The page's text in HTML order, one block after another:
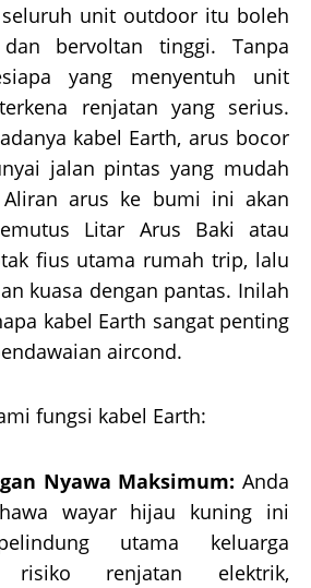
unit outdoor itu boleh
bervoltan tinggi. Tanpa
yang menyentuh unit
renjatan yang serius.
kabel Earth, arus bocor
jalan pintas yang mudah
arus ke bumi ini akan
Litar Arus Baki atau
fius utama rumah trip, lalu
kuasa dengan pantas. Inilah
kabel Earth sangat penting
aircond.
fungsi kabel Earth:
Nyawa Maksimum: Anda
wayar hijau kuning ini
utama keluarga
risiko renjatan elektrik,